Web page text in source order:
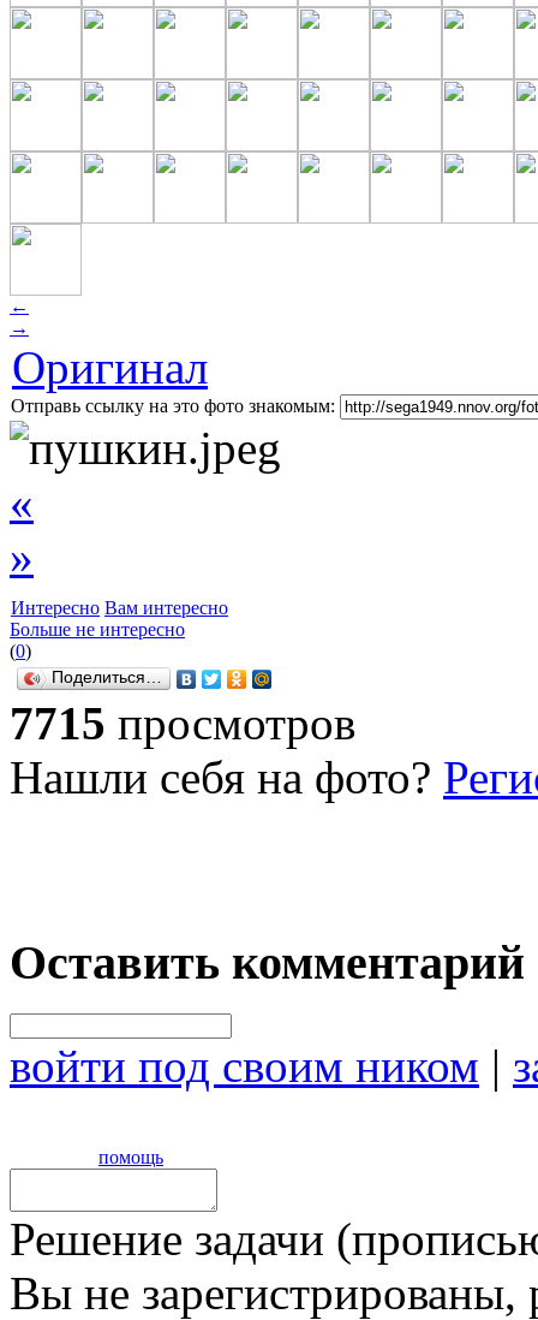
←
→
Оригинал
Отправь ссылку на это фото знакомым:
«
»
Интересно Вам интересно
Больше не интересно
(0)
Поделиться…
7715 просмотров
Нашли себя на фото?
Оставить комментарий
войти под своим ником |
помощь
Решение задачи
Вы не